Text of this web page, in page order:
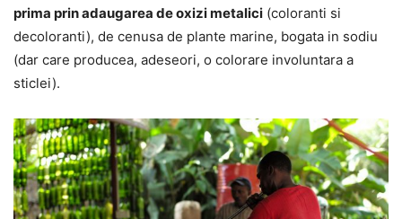
prima prin adaugarea de oxizi metalici (coloranti si
decoloranti), de cenusa de plante marine, bogata in sodiu
(dar care producea, adeseori, o colorare involuntara a
sticlei).